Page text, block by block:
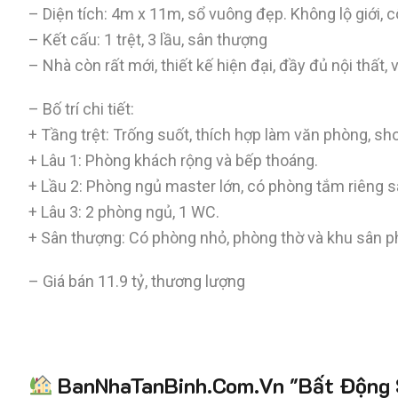
– Diện tích: 4m x 11m, sổ vuông đẹp. Không lộ giới,
– Kết cấu: 1 trệt, 3 lầu, sân thượng
– Nhà còn rất mới, thiết kế hiện đại, đầy đủ nội thất,
– Bố trí chi tiết:
+ Tầng trệt: Trống suốt, thích hợp làm văn phòng,
+ Lâu 1: Phòng khách rộng và bếp thoáng.
+ Lầu 2: Phòng ngủ master lớn, có phòng tắm riêng
+ Lâu 3: 2 phòng ngủ, 1 WC.
+ Sân thượng: Có phòng nhỏ, phòng thờ và khu sân
– Giá bán 11.9 tỷ, thương lượng
BanNhaTanBinh.Com.Vn "Bất